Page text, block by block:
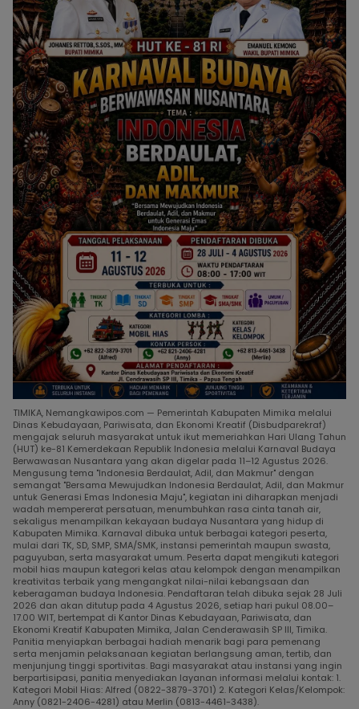
TIMIKA, Nemangkawipos.com — Pemerintah Kabupaten Mimika melalui
Dinas Kebudayaan, Pariwisata, dan Ekonomi Kreatif (Disbudparekraf)
mengajak seluruh masyarakat untuk ikut memeriahkan Hari Ulang Tahun
(HUT) ke-81 Kemerdekaan Republik Indonesia melalui Karnaval Budaya
Berwawasan Nusantara yang akan digelar pada 11–12 Agustus 2026.
Mengusung tema "Indonesia Berdaulat, Adil, dan Makmur" dengan
semangat "Bersama Mewujudkan Indonesia Berdaulat, Adil, dan Makmur
untuk Generasi Emas Indonesia Maju", kegiatan ini diharapkan menjadi
wadah mempererat persatuan, menumbuhkan rasa cinta tanah air,
sekaligus menampilkan kekayaan budaya Nusantara yang hidup di
Kabupaten Mimika. Karnaval dibuka untuk berbagai kategori peserta,
mulai dari TK, SD, SMP, SMA/SMK, instansi pemerintah maupun swasta,
paguyuban, serta masyarakat umum. Peserta dapat mengikuti kategori
mobil hias maupun kategori kelas atau kelompok dengan menampilkan
kreativitas terbaik yang mengangkat nilai-nilai kebangsaan dan
keberagaman budaya Indonesia. Pendaftaran telah dibuka sejak 28 Juli
2026 dan akan ditutup pada 4 Agustus 2026, setiap hari pukul 08.00–
17.00 WIT, bertempat di Kantor Dinas Kebudayaan, Pariwisata, dan
Ekonomi Kreatif Kabupaten Mimika, Jalan Cenderawasih SP III, Timika.
Panitia menyiapkan berbagai hadiah menarik bagi para pemenang
serta menjamin pelaksanaan kegiatan berlangsung aman, tertib, dan
menjunjung tinggi sportivitas. Bagi masyarakat atau instansi yang ingin
berpartisipasi, panitia menyediakan layanan informasi melalui kontak: 1.
Kategori Mobil Hias: Alfred (0822-3879-3701) 2. Kategori Kelas/Kelompok:
Anny (0821-2406-4281) atau Merlin (0813-4461-3438).